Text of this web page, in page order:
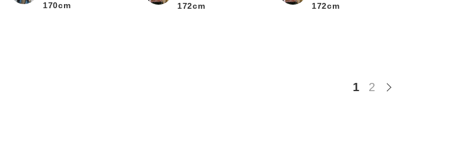
170cm
172cm
172cm
1 2